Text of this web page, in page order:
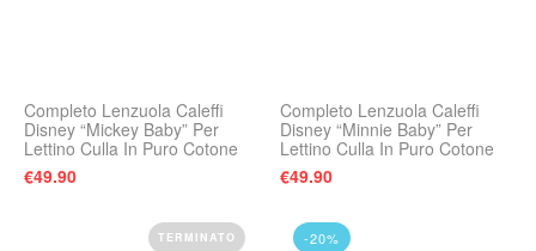
Completo Lenzuola Caleffi
Disney “Mickey Baby” Per
Lettino Culla In Puro Cotone
€49.90
Completo Lenzuola Caleffi
Disney “Minnie Baby” Per
Lettino Culla In Puro Cotone
€49.90
TERMINATO -20%